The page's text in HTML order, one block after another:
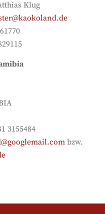
Klug
3155484
bzw.